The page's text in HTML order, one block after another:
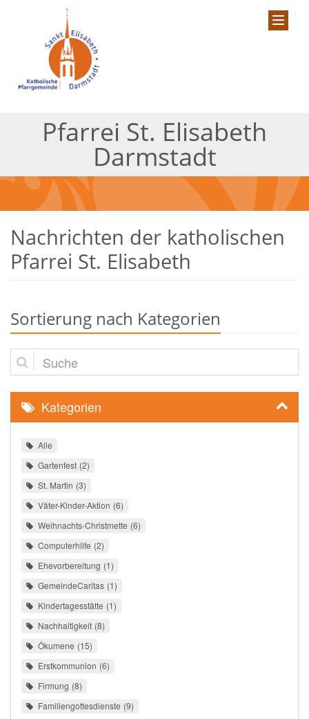
Pfarrei St. Elisabeth
Darmstadt
Nachrichten der katholischen
Pfarrei St. Elisabeth
Sortierung nach Kategorien
Suche
Kategorien
Alle
Gartenfest 2
St. Martin 3
Väter-Kinder-Aktion 6
Weihnachts-Christmette 6
Computerhilfe 2
Ehevorbereitung 1
GemeindeCaritas 1
Kindertagesstätte 1
Nachhaltigkeit 8
Ökumene 15
Erstkommunion 6
Firmung 8
Familiengottesdienste 9